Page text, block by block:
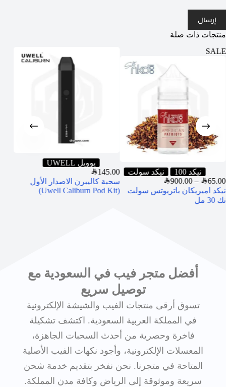
إرسال
منتجات ذات صلة
SALE
نيكد 100
نيكد سولت
SAR65.00
–
SAR900.00
نيكد اميريكان باتريوتس سولت
نك 30 مل
يوويل UWELL
SAR145.00
سحبة كاليبرن الاصدار الأول
(Uwell Caliburn Pod Kit)
أفضل متجر فيب في السعودية مع
توصيل سريع
تسوق أرقى منتجات الفيب والشيشة الإلكترونية
في المملكة العربية السعودية. اكتشف تشكيلة
فاخرة وحصرية من أحدث السحبات الجاهزة،
المعسلات الإلكترونية، وأجود نكهات الفيب الأصلية
المتاحة في متجرنا. نحن نفخر بتقديم خدمة شحن
سريعة وموثوقة إلى الرياض وكافة مدن المملكة.